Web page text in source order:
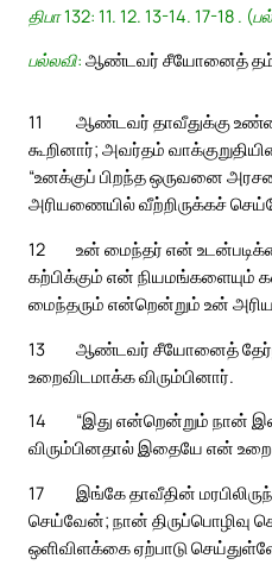
திபா 132: 11. 12. 13-14. 17-18 .
பல்லவி: ஆண்டவர் சீயோனைத் தம்
11
ஆண்டவர் தாவீதுக்கு
கூறினார்; அவர்தம்
“உனக்குப் பிறந்த ஒருவனை
அரியணையில் வீற்றிருக்கச்
12
உன் மைந்தர் என்
கற்பிக்கும் என் நியமங்களையும்
மைந்தரும் என்றென்றும் உன்
13
ஆண்டவர் சீயோனைத்
உறைவிடமாக்க விரும்பினார்.
14
“இது என்றென்றும் நான்
விரும்பினதால் இதையே என்
17
இங்கே தாவீதின்
செய்வேன்; நான் திருப்பொழிவு
ஒளிவிளக்கை ஏற்பாடு